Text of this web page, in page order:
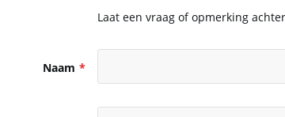
Laat een vraag of opmerking
Naam